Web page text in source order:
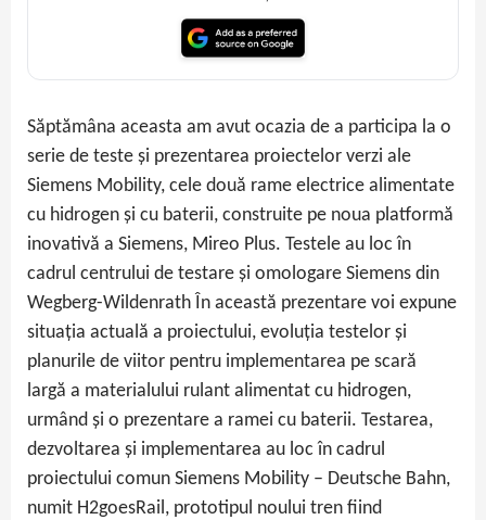
Săptămâna aceasta am avut ocazia de a participa la o
serie de teste și prezentarea proiectelor verzi ale
Siemens Mobility, cele două rame electrice alimentate
cu hidrogen și cu baterii, construite pe noua platformă
inovativă a Siemens, Mireo Plus. Testele au loc în
cadrul centrului de testare și omologare Siemens din
Wegberg-Wildenrath În această prezentare voi expune
situația actuală a proiectului, evoluția testelor și
planurile de viitor pentru implementarea pe scară
largă a materialului rulant alimentat cu hidrogen,
urmând și o prezentare a ramei cu baterii. Testarea,
dezvoltarea și implementarea au loc în cadrul
proiectului comun Siemens Mobility – Deutsche Bahn,
numit H2goesRail, prototipul noului tren fiind